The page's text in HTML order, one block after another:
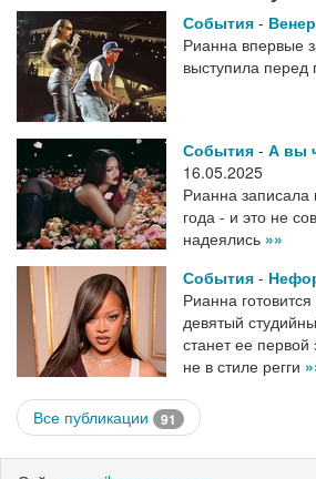
События -
Рианна впервые
выступила перед
События - А вы
16.05.2025
Рианна
года - и это не
надеялись »»
События -
Рианна
девятый
станет ее
не в стиле регги
Все публикации 91